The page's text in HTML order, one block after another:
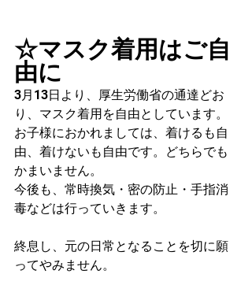
☆マスク着用はご自
由に
3月13日より、厚生労働省の通達どお
り、マスク着用を自由としています。
お子様におかれましては、着けるも自
由、着けないも自由です。どちらでも
かまいません。
今後も、常時換気・密の防止・手指消
毒などは行っていきます。
終息し、元の日常となることを切に願
ってやみません。